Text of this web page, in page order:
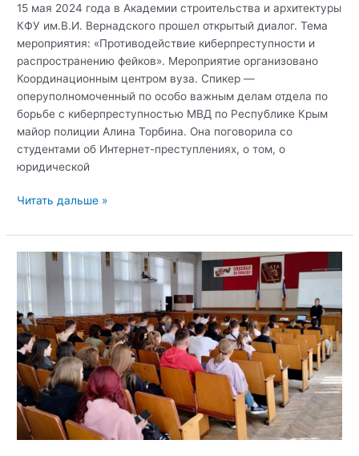
15 мая 2024 года в Академии строительства и архитектуры
КФУ им.В.И. Вернадского прошел открытый диалог. Тема
мероприятия: «Противодействие киберпреступности и
распространению фейков». Мероприятие организовано
Координационным центром вуза. Спикер —
оперуполномоченный по особо важным делам отдела по
борьбе с киберпреступностью МВД по Республике Крым
майор полиции Алина Торбина. Она поговорила со
студентами об Интернет-преступлениях, о том, о
юридической
Открытый
кибербезопасность
и
противодействие
информационным
угрозам
Читать дальше »